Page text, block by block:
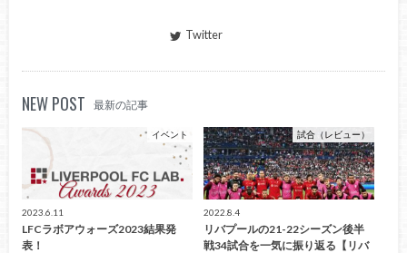
Twitter
NEW POST 最新の記事
イベント
2023.6.11
LFCラボアウォーズ2023結果発
表！
試合（レビュー）
2022.8.4
リバプールの21-22シーズン後半
戦34試合を一気に振り返る【リバ